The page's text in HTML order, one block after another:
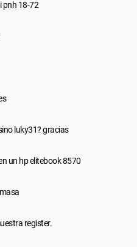
pnh 18-72
luky31? gracias
un hp elitebook 8570
register.